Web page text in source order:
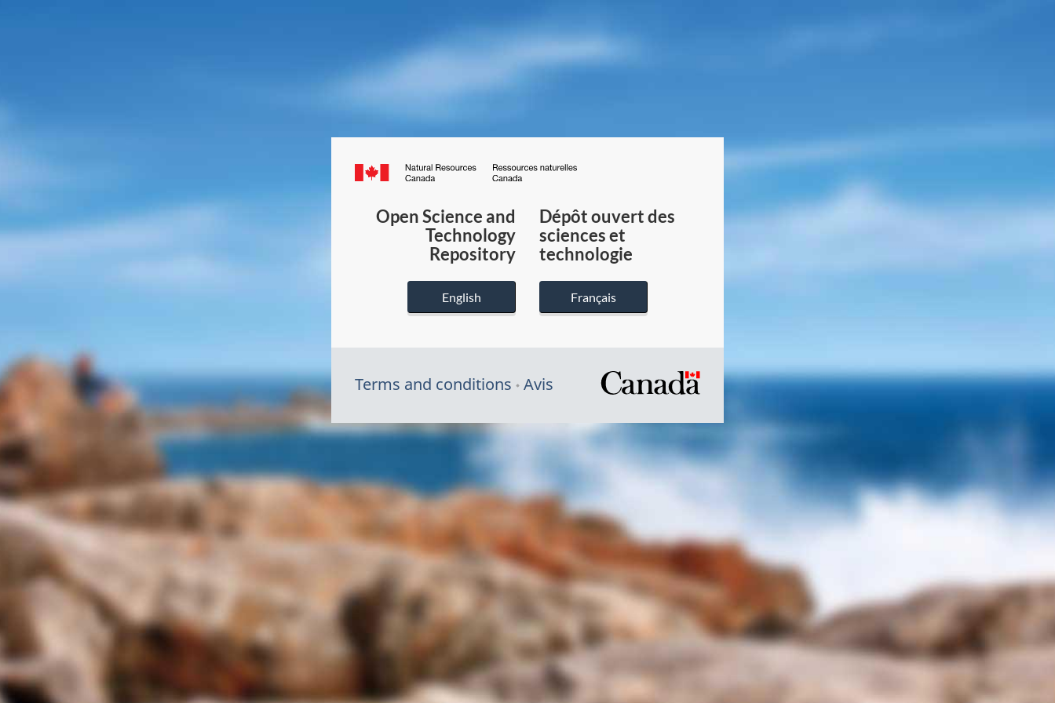
Canada.ca
du
Canada
Open Science and
Technology
Repository
English
Dépôt ouvert des
sciences et
technologie
Français
Terms and conditions Avis
/
gouvernement